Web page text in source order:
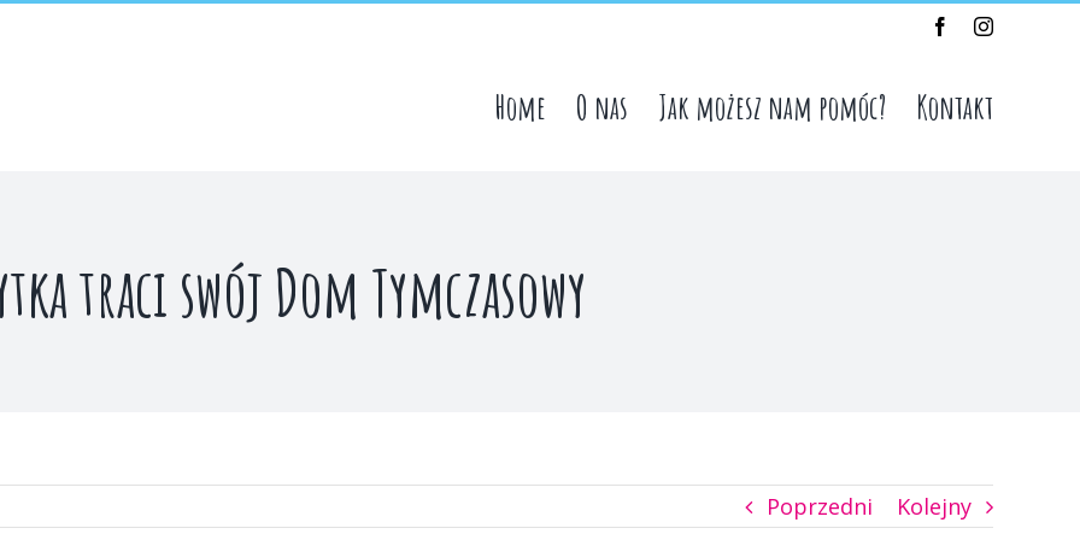
FacebookInstagram
Home O nas Jak możesz nam pomóc? Kontakt
traci swój Dom Tymczasowy
Poprzedni Kolejny